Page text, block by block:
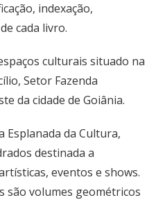
indexação,
cada livro.
culturais situado na
Setor Fazenda
da cidade de Goiânia.
Esplanada da Cultura,
destinada a
eventos e shows.
são volumes geométricos